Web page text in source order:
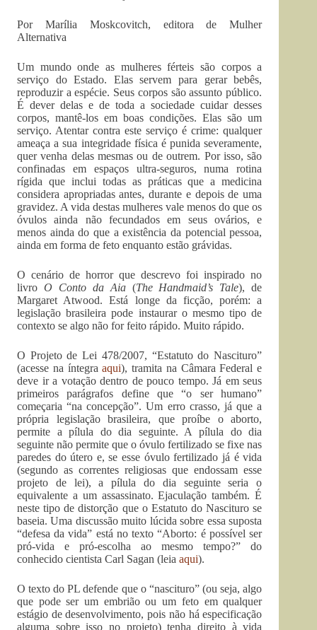
Por Marília Moskcovitch, editora de Mulher
Alternativa
Um mundo onde as mulheres férteis são corpos a
serviço do Estado. Elas servem para gerar bebês,
reproduzir a espécie. Seus corpos são assunto público.
É dever delas e de toda a sociedade cuidar desses
corpos, mantê-los em boas condições. Elas são um
serviço. Atentar contra este serviço é crime: qualquer
ameaça a sua integridade física é punida severamente,
quer venha delas mesmas ou de outrem. Por isso, são
confinadas em espaços ultra-seguros, numa rotina
rígida que inclui todas as práticas que a medicina
considera apropriadas antes, durante e depois de uma
gravidez. A vida destas mulheres vale menos do que os
óvulos ainda não fecundados em seus ovários, e
menos ainda do que a existência da potencial pessoa,
ainda em forma de feto enquanto estão grávidas.
O cenário de horror que descrevo foi inspirado no
livro O Conto da Aia(The Handmaid’s Tale), de
Margaret Atwood. Está longe da ficção, porém: a
legislação brasileira pode instaurar o mesmo tipo de
contexto se algo não for feito rápido. Muito rápido.
O Projeto de Lei 478/2007, “Estatuto do Nascituro”
(acesse na íntegraaqui), tramita na Câmara Federal e
deve ir a votação dentro de pouco tempo. Já em seus
primeiros parágrafos define que “o ser humano”
começaria “na concepção”. Um erro crasso, já que a
própria legislação brasileira, que proíbe o aborto,
permite a pílula do dia seguinte. A pílula do dia
seguinte não permite que o óvulo fertilizado se fixe nas
paredes do útero e, se esse óvulo fertilizado já é vida
(segundo as correntes religiosas que endossam esse
projeto de lei), a pílula do dia seguinte seria o
equivalente a um assassinato. Ejaculação também. É
neste tipo de distorção que o Estatuto do Nascituro se
baseia. Uma discussão muito lúcida sobre essa suposta
“defesa da vida” está no texto “Aborto: é possível ser
pró-vida e pró-escolha ao mesmo tempo?” do
conhecido cientista Carl Sagan (leia aqui).
O texto do PL defende que o “nascituro” (ou seja, algo
que pode ser um embrião ou um feto em qualquer
estágio de desenvolvimento, pois não há especificação
alguma sobre isso no projeto) tenha direito à vida